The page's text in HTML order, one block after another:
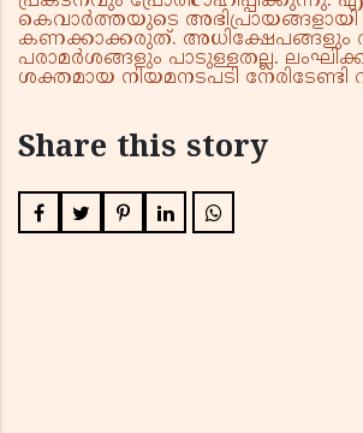
കെവാർത്തയുടെ അഭിപ്രായങ്ങളായി
കണക്കാക്കരുത്. അധിക്ഷേപങ്ങളും
പരാമർശങ്ങളും പാടുള്ളതല്ല.
ശക്തമായ നിയമനടപടി നേരിടേണ്ടി
Share this story